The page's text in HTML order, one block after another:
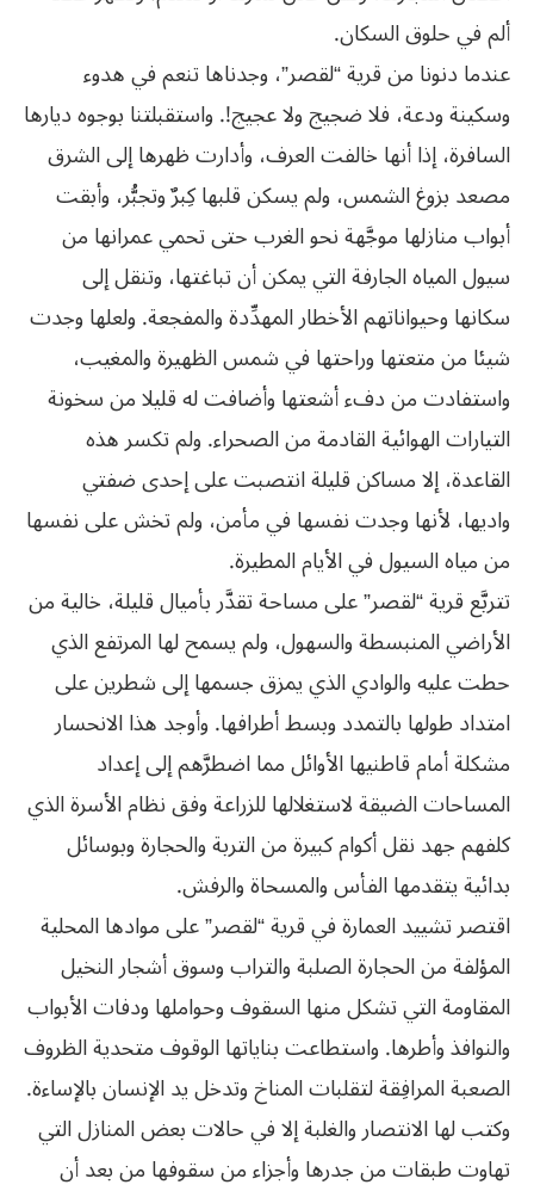
ألم في حلوق السكان.
عندما دنونا من قرية “لقصر”، وجدناها تنعم في هدوء
وسكينة ودعة، فلا ضجيج ولا عجيج!. واستقبلتنا بوجوه ديارها
السافرة، إذا أنها خالفت العرف، وأدارت ظهرها إلى الشرق
مصعد بزوغ الشمس، ولم يسكن قلبها كِبرٌ وتجبُّر، وأبقت
أبواب منازلها موجَّهة نحو الغرب حتى تحمي عمرانها من
سيول المياه الجارفة التي يمكن أن تباغتها، وتنقل إلى
سكانها وحيواناتهم الأخطار المهدِّدة والمفجعة. ولعلها وجدت
شيئا من متعتها وراحتها في شمس الظهيرة والمغيب،
واستفادت من دفء أشعتها وأضافت له قليلا من سخونة
التيارات الهوائية القادمة من الصحراء. ولم تكسر هذه
القاعدة، إلا مساكن قليلة انتصبت على إحدى ضفتي
واديها، لأنها وجدت نفسها في مأمن، ولم تخش على نفسها
من مياه السيول في الأيام المطيرة.
تتربَّع قرية “لقصر” على مساحة تقدَّر بأميال قليلة، خالية من
الأراضي المنبسطة والسهول، ولم يسمح لها المرتفع الذي
حطت عليه والوادي الذي يمزق جسمها إلى شطرين على
امتداد طولها بالتمدد وبسط أطرافها. وأوجد هذا الانحسار
مشكلة أمام قاطنيها الأوائل مما اضطرَّهم إلى إعداد
المساحات الضيقة لاستغلالها للزراعة وفق نظام الأسرة الذي
كلفهم جهد نقل أكوام كبيرة من التربة والحجارة وبوسائل
بدائية يتقدمها الفأس والمسحاة والرفش.
اقتصر تشييد العمارة في قرية “لقصر” على موادها المحلية
المؤلفة من الحجارة الصلبة والتراب وسوق أشجار النخيل
المقاومة التي تشكل منها السقوف وحواملها ودفات الأبواب
والنوافذ وأطرها. واستطاعت بناياتها الوقوف متحدية الظروف
الصعبة المرافِقة لتقلبات المناخ وتدخل يد الإنسان بالإساءة.
وكتب لها الانتصار والغلبة إلا في حالات بعض المنازل التي
تهاوت طبقات من جدرها وأجزاء من سقوفها من بعد أن